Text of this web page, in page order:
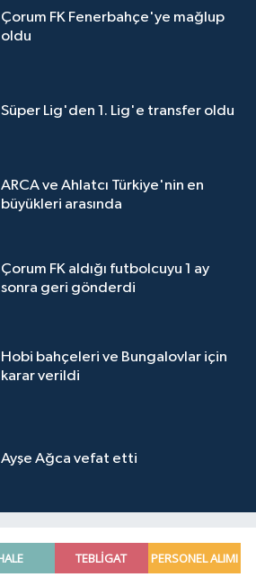
Çorum FK Fenerbahçe'ye mağlup
oldu
Süper Lig'den 1. Lig'e transfer oldu
ARCA ve Ahlatcı Türkiye'nin en
büyükleri arasında
Çorum FK aldığı futbolcuyu 1 ay
sonra geri gönderdi
Hobi bahçeleri ve Bungalovlar için
karar verildi
Ayşe Ağca vefat etti